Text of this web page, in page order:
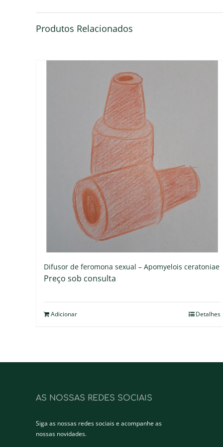
Produtos Relacionados
Difusor de feromona sexual – Apomyelois ceratoniae
Preço sob consulta
Adicionar Detalhes
AS NOSSAS REDES SOCIAIS
Siga as nossas redes sociais e acompanhe as
nossas novidades.